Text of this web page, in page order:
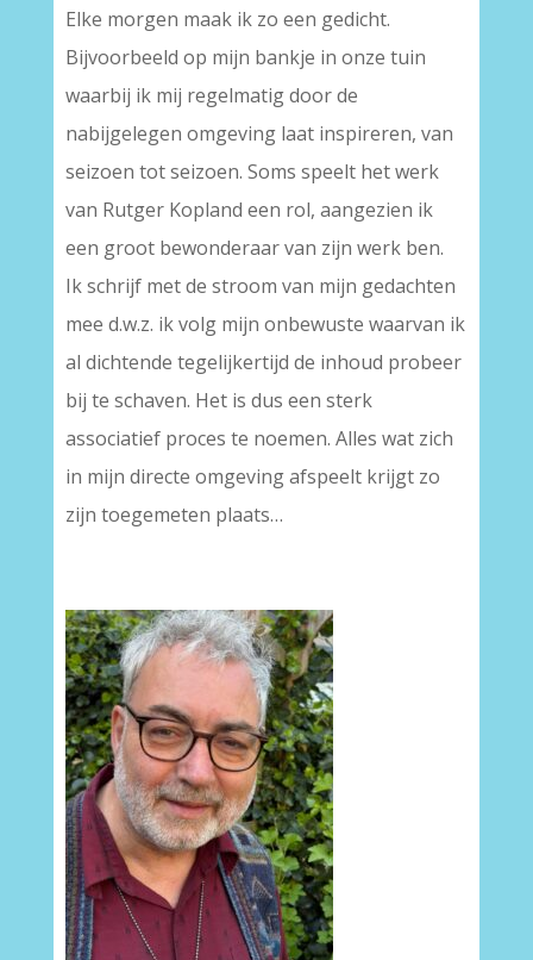
Elke morgen maak ik zo een gedicht.
Bijvoorbeeld op mijn bankje in onze tuin
waarbij ik mij regelmatig door de
nabijgelegen omgeving laat inspireren, van
seizoen tot seizoen. Soms speelt het werk
van Rutger Kopland een rol, aangezien ik
een groot bewonderaar van zijn werk ben.
Ik schrijf met de stroom van mijn gedachten
mee d.w.z. ik volg mijn onbewuste waarvan ik
al dichtende tegelijkertijd de inhoud probeer
bij te schaven. Het is dus een sterk
associatief proces te noemen. Alles wat zich
in mijn directe omgeving afspeelt krijgt zo
zijn toegemeten plaats…